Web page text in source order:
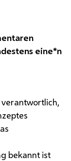
eine*n
bekannt ist